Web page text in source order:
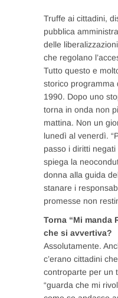
Truffe ai cittadini,
pubblica
delle
che regolano
Tutto questo e
storico programma
1990. Dopo uno
torna in onda non
mattina. Non un
lunedì al venerdì.
passo i diritti
spiega la
donna alla guida
stanare i
promesse non
Torna “Mi manda
che si avvertiva?
Assolutamente.
c’erano cittadini
controparte per un
“guarda che mi